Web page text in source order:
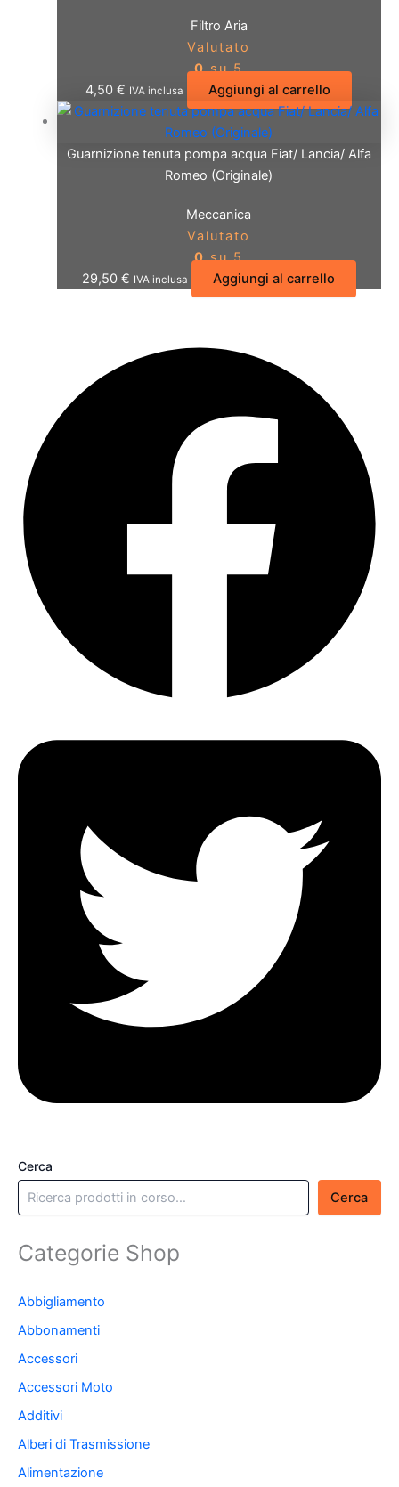
Filtro Aria
Valutato
0su 5
4,50€ IVA inclusa Aggiungi al carrello
Guarnizione tenuta pompa acqua Fiat/ Lancia/ Alfa
Romeo (Originale)
Meccanica
Valutato
0su 5
29,50 € IVA inclusa Aggiungi al carrello
Cerca
Cerca
Categorie Shop
Abbigliamento
Abbonamenti
Accessori
Accessori Moto
Additivi
Alberi di Trasmissione
Alimentazione